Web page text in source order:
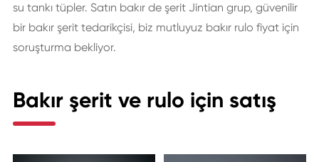
su tankı tüpler. Satın bakır de şerit Jintian grup, güvenilir
bir bakır şerit tedarikçisi, biz mutluyuz bakır rulo fiyat için
soruşturma bekliyor.
Bakır şerit ve rulo için satış